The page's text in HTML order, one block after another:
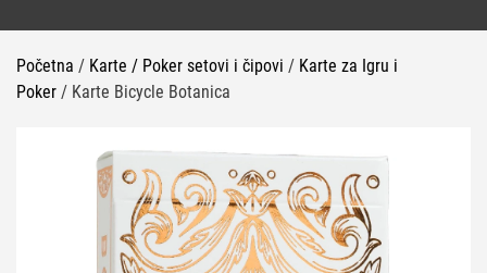
Početna / Karte / Poker setovi i čipovi / Karte za Igru i
Poker / Karte Bicycle Botanica